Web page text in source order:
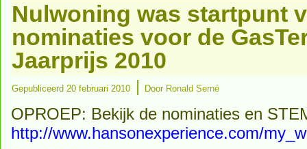
Nulwoning was startpunt
nominaties voor de
Jaarprijs 2010
Gepubliceerd 20 februari 2010 | Door Ronald Serné
OPROEP: Bekijk de nominaties en
http://www.hansonexperience.com/